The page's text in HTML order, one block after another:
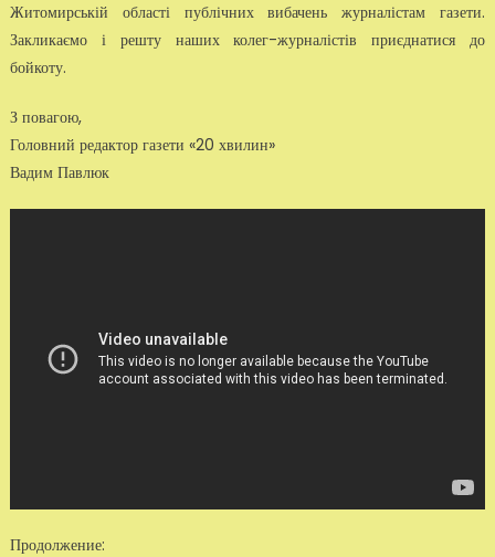
Житомирській області публічних вибачень журналістам газети.
Закликаємо і решту наших колег-журналістів приєднатися до
бойкоту.
З повагою,
Головний редактор газети «20 хвилин»
Вадим Павлюк
Продолжение: